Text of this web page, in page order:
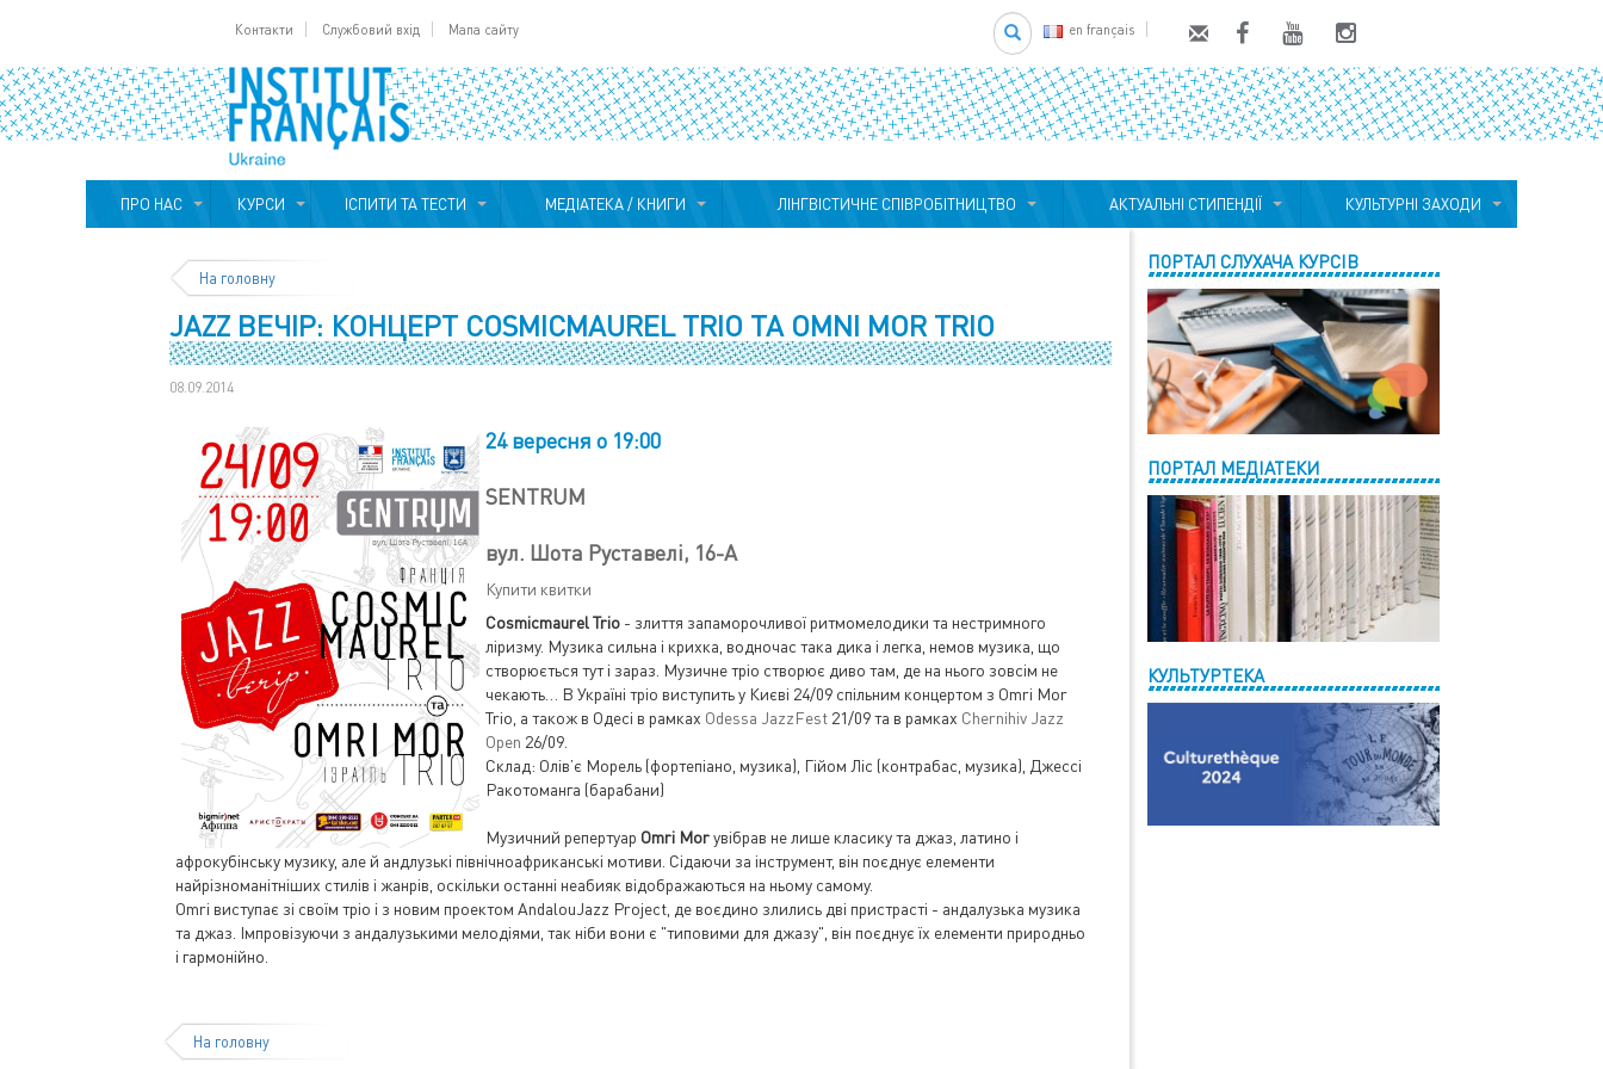
Контакти Службовий вхід Мапа сайту en français
Search
ПРО НАС КУРСИ ІСПИТИ ТА ТЕСТИ МЕДІАТЕКА / КНИГИ ЛІНГВІСТИЧНЕ СПІВРОБІТНИЦТВО АКТУАЛЬНІ СТИПЕНДІЇ КУЛЬТУРНІ ЗАХОДИ
На головну
JAZZ ВЕЧІР: КОНЦЕРТ COSMICMAUREL TRIO ТА OMNI MOR TRIO
08.09.2014
24 вересня о 19:00
SENTRUM
вул. Шота Руставелі, 16-А
Купити квитки
Cosmicmaurel Trio - злиття запаморочливої ритмомелодики та нестримного
ліризму. Музика сильна і крихка, водночас така дика і легка, немов музика, що
створюється тут і зараз. Музичне тріо створює диво там, де на нього зовсім не
чекають… В Україні тріо виступить у Києві 24/09 спільним концертом з Omri Mor
Trio, а також в Одесі в рамках Odessa JazzFest 21/09 та в рамках Chernihiv Jazz
Open 26/09.
Склад: Олів’є Морель (фортепіано, музика), Гійом Ліс (контрабас, музика), Джессі
Ракотоманга (барабани)
Музичний репертуар Omri Morувібрав не лише класику та джаз, латино і
афрокубінську музику, але й андлузькі північноафриканські мотиви. Сідаючи за інструмент, він поєднує елементи
найрізноманітніших стилів і жанрів, оскільки останні неабияк відображаються на ньому самому.
Omri виступає зі своїм тріо і з новим проектом AndalouJazz Project, де воєдино злились дві пристрасті - андалузька музика
та джаз. Імпровізуючи з андалузькими мелодіями, так ніби вони є "типовими для джазу", він поєднує їх елементи природньо
і гармонійно.
На головну
ПОРТАЛ СЛУХАЧА КУРСІВ
ПОРТАЛ МЕДІАТЕКИ
КУЛЬТУРТЕКА